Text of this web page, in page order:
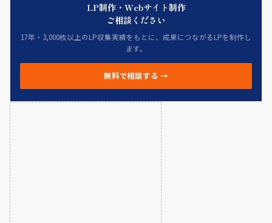
LP制作・Webサイト制作
ご相談ください
17年・3,000枚以上のLP収集実績をもとに、成果につながるLPを制作し
ます。
無料で相談する →